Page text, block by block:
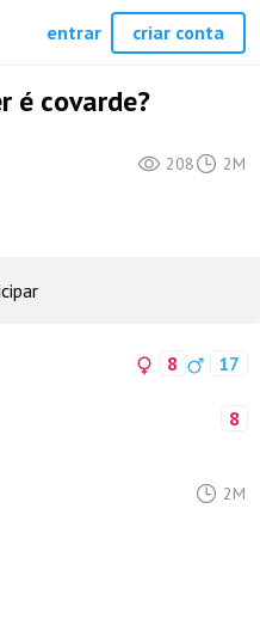
é covarde?
208 2M
8 17
8
2M
entrar criar conta